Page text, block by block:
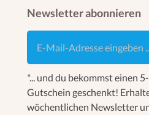
Newsletter abonnieren
E-Mail-Adresse eingeben ...
*... und du bekommst einen
Gutschein geschenkt!
wöchentlichen Newsletter